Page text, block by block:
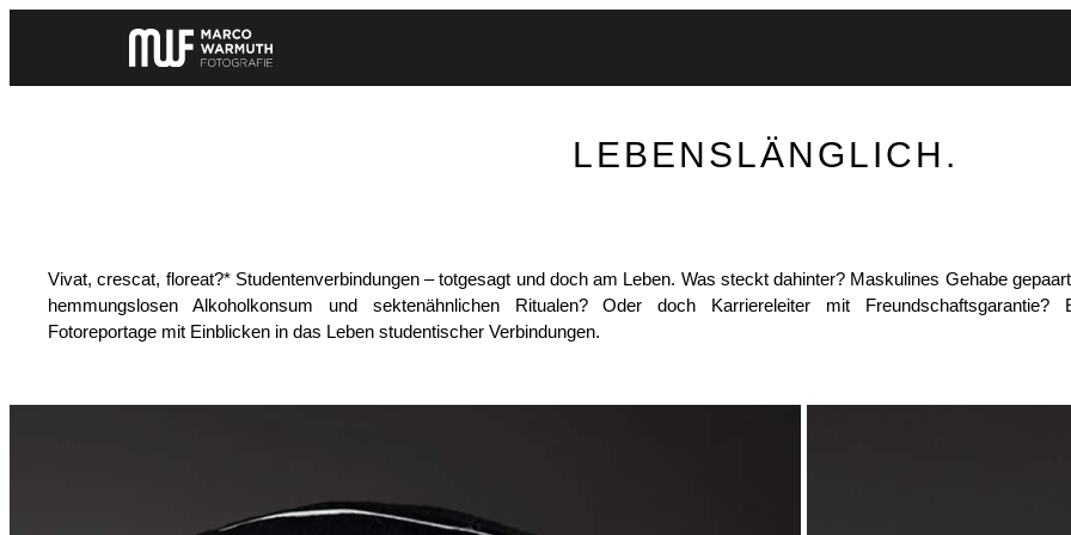
springen
LEBENSLÄNGLICH.
Vivat, crescat, floreat?* Studentenverbindungen – totgesagt und doch am Leben. Was steckt dahinter? Maskulines Gehabe
hemmungslosen Alkoholkonsum und sektenähnlichen Ritualen? Oder doch Karriereleiter mit Freundschaftsgarantie?
Fotoreportage mit Einblicken in das Leben studentischer Verbindungen.